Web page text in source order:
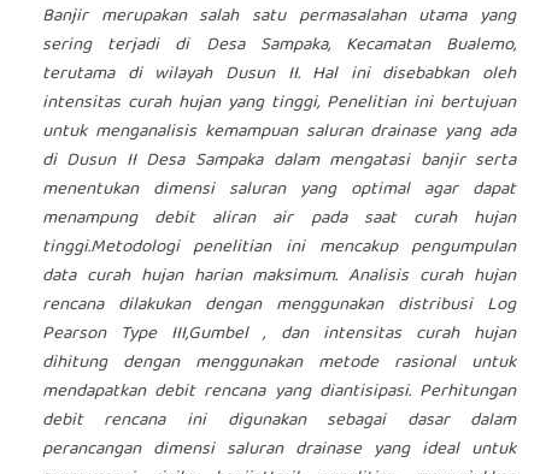
Banjir merupakan salah satu permasalahan utama yang
sering terjadi di Desa Sampaka, Kecamatan Bualemo,
terutama di wilayah Dusun II. Hal ini disebabkan oleh
intensitas curah hujan yang tinggi, Penelitian ini bertujuan
untuk menganalisis kemampuan saluran drainase yang ada
di Dusun II Desa Sampaka dalam mengatasi banjir serta
menentukan dimensi saluran yang optimal agar dapat
menampung debit aliran air pada saat curah hujan
tinggi.Metodologi penelitian ini mencakup pengumpulan
data curah hujan harian maksimum. Analisis curah hujan
rencana dilakukan dengan menggunakan distribusi Log
Pearson Type III,Gumbel , dan intensitas curah hujan
dihitung dengan menggunakan metode rasional untuk
mendapatkan debit rencana yang diantisipasi. Perhitungan
debit rencana ini digunakan sebagai dasar dalam
perancangan dimensi saluran drainase yang ideal untuk